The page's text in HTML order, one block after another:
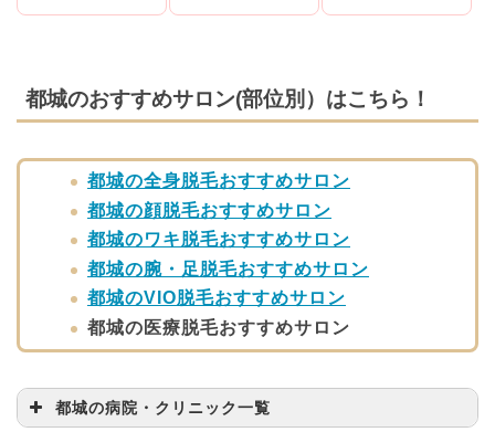
都城のおすすめサロン(部位別）はこちら！
都城の全身脱毛おすすめサロン
都城の顔脱毛おすすめサロン
都城のワキ脱毛おすすめサロン
都城の腕・足脱毛おすすめサロン
都城のVIO脱毛おすすめサロン
都城の医療脱毛おすすめサロン
都城の病院・クリニック一覧